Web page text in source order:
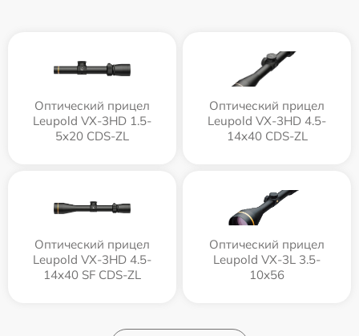
Оптический прицел
Leupold VX-3HD 1.5-
5x20 CDS-ZL
Оптический прицел
Leupold VX-3HD 4.5-
14x40 CDS-ZL
Оптический прицел
Leupold VX-3HD 4.5-
14x40 SF CDS-ZL
Оптический прицел
Leupold VX-3L 3.5-
10x56